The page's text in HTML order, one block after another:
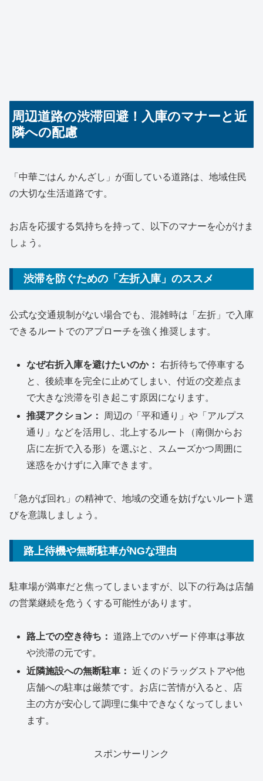
周辺道路の渋滞回避！入庫のマナーと近
隣への配慮
「中華ごはん かんざし」が面している道路は、地域住民
の大切な生活道路です。
お店を応援する気持ちを持って、以下のマナーを心がけま
しょう。
渋滞を防ぐための「左折入庫」のススメ
公式な交通規制がない場合でも、混雑時は「左折」で入庫
できるルートでのアプローチを強く推奨します。
なぜ右折入庫を避けたいのか： 右折待ちで停車する
と、後続車を完全に止めてしまい、付近の交差点ま
で大きな渋滞を引き起こす原因になります。
推奨アクション：
周辺の「平和通り」や「アルプス
通り」などを活用し、北上するルート（南側からお
店に左折で入る形）を選ぶと、スムーズかつ周囲に
迷惑をかけずに入庫できます。
「急がば回れ」の精神で、地域の交通を妨げないルート選
びを意識しましょう。
路上待機や無断駐車がNGな理由
駐車場が満車だと焦ってしまいますが、以下の行為は店舗
の営業継続を危うくする可能性があります。
路上での空き待ち： 道路上でのハザード停車は事故
や渋滞の元です。
近隣施設への無断駐車： 近くのドラッグストアや他
店舗への駐車は厳禁です。お店に苦情が入ると、店
主の方が安心して調理に集中できなくなってしまい
ます。
スポンサーリンク